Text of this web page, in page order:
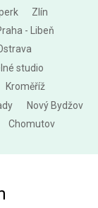
Zlín
- Libeň
studio
Kroměříž
Nový Bydžov
Chomutov